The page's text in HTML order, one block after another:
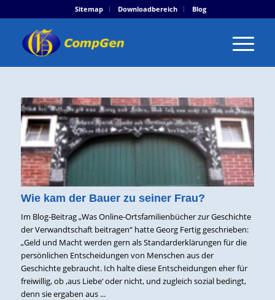
Sitemap Downloadbereich Blog
Wie kam der Bauer zu seiner Frau?
Im Blog-Beitrag „Was Online-Ortsfamilienbücher zur Geschichte
der Verwandtschaft beitragen“ hatte Georg Fertig geschrieben:
„Geld und Macht werden gern als Standarderklärungen für die
persönlichen Entscheidungen von Menschen aus der
Geschichte gebraucht. Ich halte diese Entscheidungen eher für
freiwillig, ob ‚aus Liebe‘ oder nicht, und zugleich sozial bedingt,
denn sie ergaben aus ...